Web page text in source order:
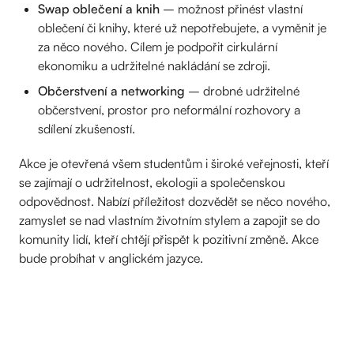
Swap oblečení a knih – možnost přinést vlastní
oblečení či knihy, které už nepotřebujete, a vyměnit je
za něco nového. Cílem je podpořit cirkulární
ekonomiku a udržitelné nakládání se zdroji.
Občerstvení a networking – drobné udržitelné
občerstvení, prostor pro neformální rozhovory a
sdílení zkušeností.
Akce je otevřená všem studentům i široké veřejnosti, kteří
se zajímají o udržitelnost, ekologii a společenskou
odpovědnost. Nabízí příležitost dozvědět se něco nového,
zamyslet se nad vlastním životním stylem a zapojit se do
komunity lidí, kteří chtějí přispět k pozitivní změně. Akce
bude probíhat v anglickém jazyce.